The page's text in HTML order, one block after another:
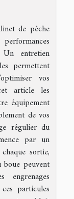
de pêche
entretien
permettent
vos
article les
équipement
de vos
régulier du
par un
sortie,
peuvent
engrenages
particules